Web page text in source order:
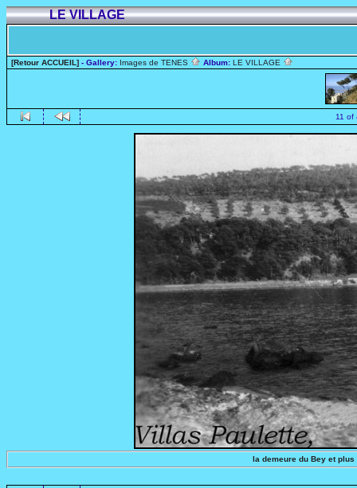
LE VILLAGE
[Retour ACCUEIL] - Gallery: Images de TENES Album: LE VILLAGE
11 of
la demeure du Bey et